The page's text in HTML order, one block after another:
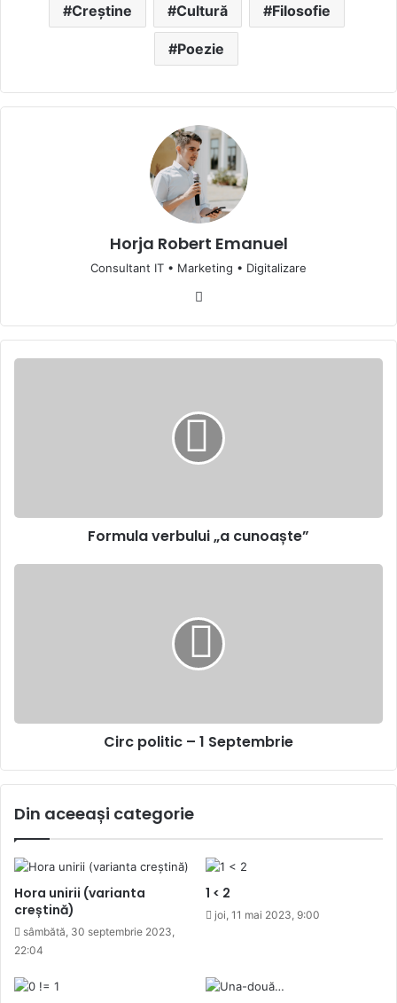
Creștine Cultură Filosofie
Poezie
Horja Robert Emanuel
Consultant IT • Marketing • Digitalizare
Formula verbului „a cunoaște”
Circ politic – 1 Septembrie
Din aceeași categorie
Hora unirii (varianta
creștină)
sâmbătă, 30 septembrie 2023,
22:04
1 < 2
joi, 11 mai 2023, 9:00